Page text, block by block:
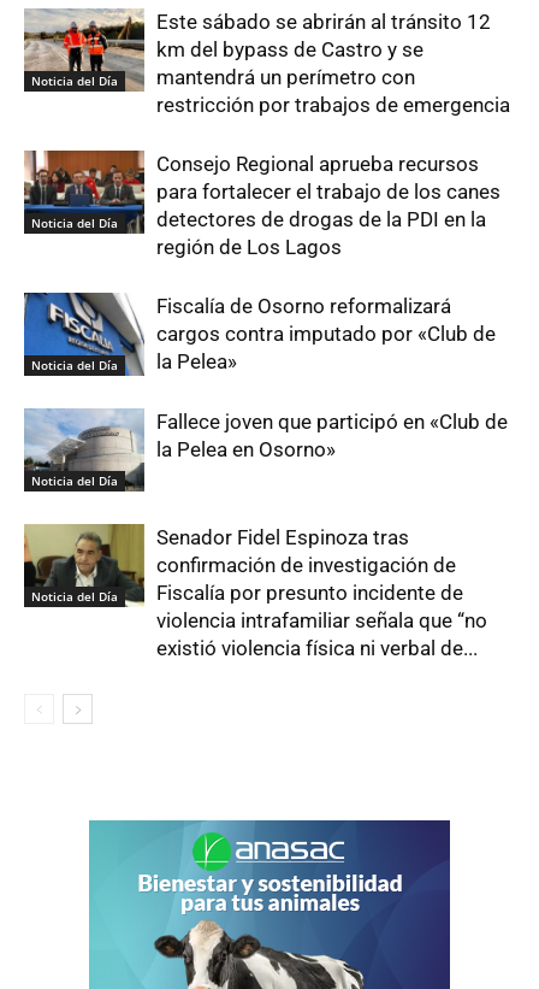
Noticia del Día
Este sábado se abrirán al tránsito 12
km del bypass de Castro y se
mantendrá un perímetro con
restricción por trabajos de emergencia
Noticia del Día
Consejo Regional aprueba recursos
para fortalecer el trabajo de los canes
detectores de drogas de la PDI en la
región de Los Lagos
Noticia del Día
Fiscalía de Osorno reformalizará
cargos contra imputado por «Club de
la Pelea»
Noticia del Día
Fallece joven que participó en «Club de
la Pelea en Osorno»
Noticia del Día
Senador Fidel Espinoza tras
confirmación de investigación de
Fiscalía por presunto incidente de
violencia intrafamiliar señala que “no
existió violencia física ni verbal de...